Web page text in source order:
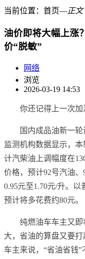
当前位置： 首页―正文
油价即将大幅上涨
价“脱敏”
网络
浏览
2026-03-19 14:53
你还记得上一次加
国内成品油新一
监测机构数据显示，
计汽柴油上调幅度在‌
价格，预计92号汽油
0.95元至1.70元/升‌。‌‌
预计将多花费‌约80元‌。
纯燃油车车主又
大，省油的算盘又要
车主来说，“省油省钱